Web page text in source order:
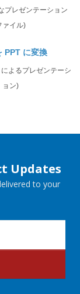
プレゼンテーション
ァイル)
PPT に変換
よるプレゼンテーシ
ョン)
Updates
to your